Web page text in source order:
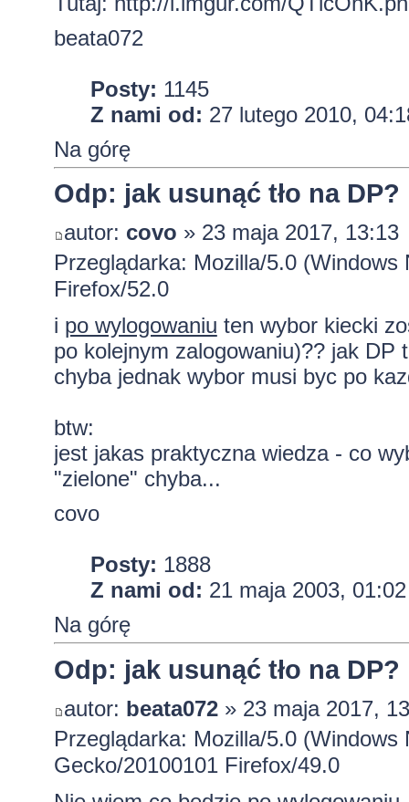
beata072
Posty: 1145
Z nami od: 27 lutego 2010,
Na górę
Odp: jak usunąć tło na DP?
autor: covo » 23 maja 2017, 13:13
Przeglądarka: Mozilla/5.0
Firefox/52.0
i po wylogowaniu ten wybor kiecki
po kolejnym zalogowaniu)?? jak
chyba jednak wybor musi byc po
btw:
jest jakas praktyczna wiedza - co
"zielone" chyba...
covo
Posty: 1888
Z nami od: 21 maja 2003, 01:02
Na górę
Odp: jak usunąć tło na DP?
autor: beata072» 23 maja 2017,
Przeglądarka: Mozilla/5.0
Gecko/20100101 Firefox/49.0